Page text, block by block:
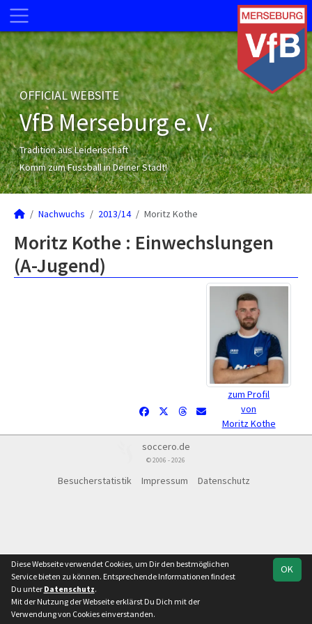
OFFICIAL WEBSITE
VfB Merseburg e. V.
Tradition aus Leidenschaft
Komm zum Fussball in Deiner Stadt!
Nachwuchs 2013/14 Moritz Kothe
Moritz Kothe : Einwechslungen
(A-Jugend)
zum Profil
von
Moritz Kothe
soccero.de
© 2006 - 2026
Besucherstatistik Impressum Datenschutz
OK
Diese Webseite verwendet Cookies, um Dir den bestmöglichen
Service bieten zu können. Entsprechende Informationen findest
Du unter Datenschutz.
Mit der Nutzung der Webseite erklärst Du Dich mit der
Verwendung von Cookies einverstanden.